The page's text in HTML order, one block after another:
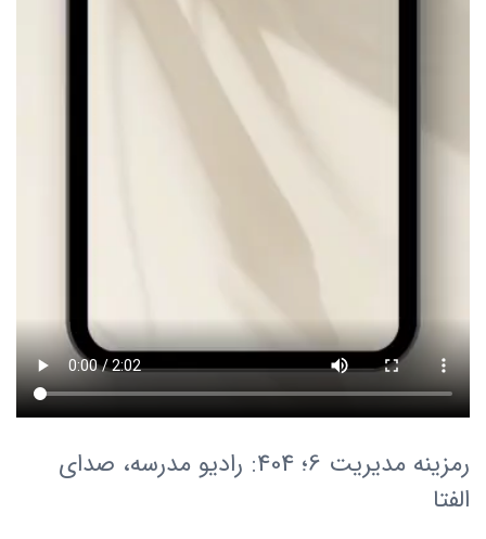
رمزینه مدیریت 6؛ 404: رادیو مدرسه، صدای
الفتا